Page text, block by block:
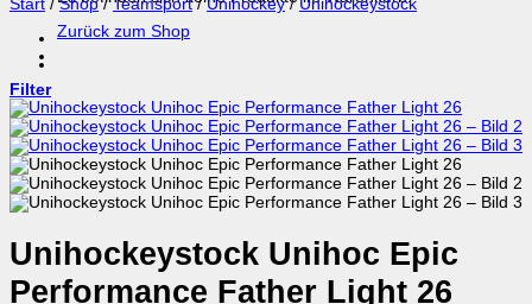
Zurück zum Shop
Start / Shop / Teamsport / Unihockey / Unihockeystock
Filter
Unihockeystock Unihoc Epic
Performance Father Light 26